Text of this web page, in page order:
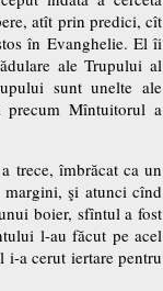
atît prin predici, cît
în Evanghelie. El îi
ale Trupului al
sunt unelte ale
Mîntuitorul a
trece, îmbrăcat ca un
margini, şi atunci cînd
boier, sfîntul a fost
l-au făcut pe acel
a cerut iertare pentru